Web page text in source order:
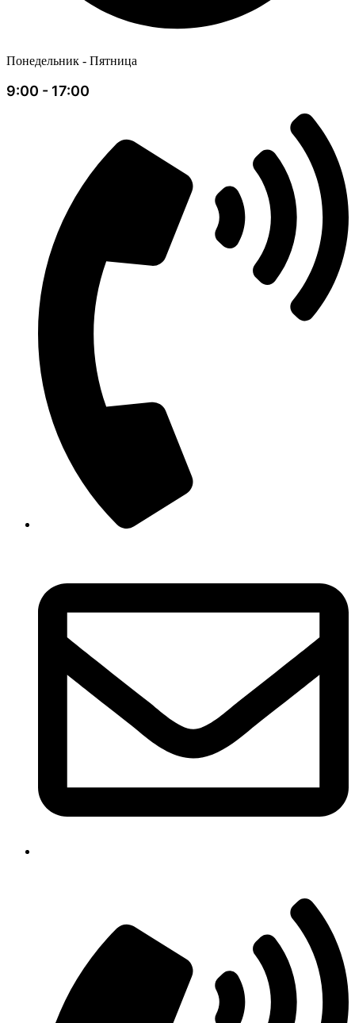
Понедельник - Пятница
9:00 - 17:00